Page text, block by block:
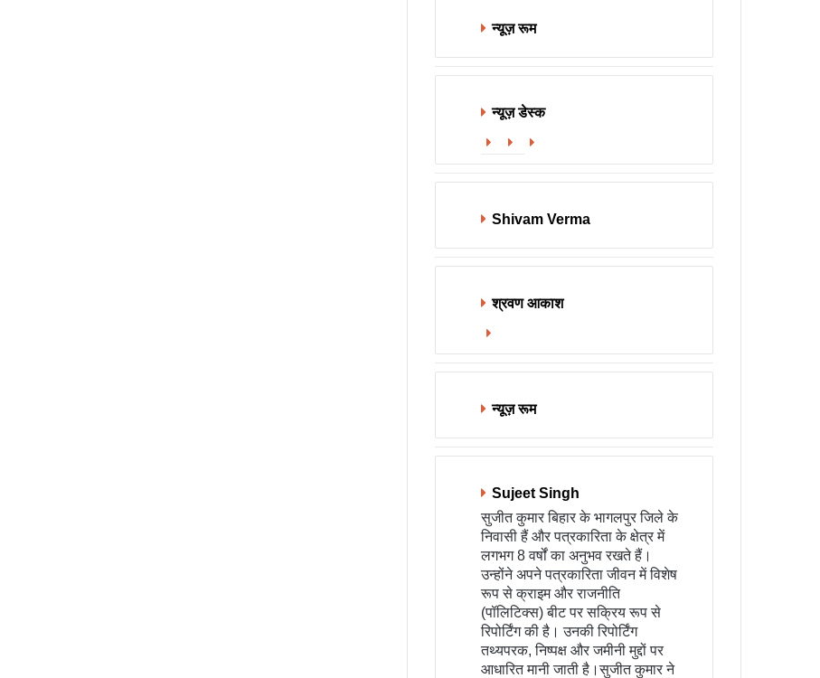
न्यूज़ रूम
न्यूज़ डेस्क
Website
Facebook
X
Shivam Verma
श्रवण आकाश
Website
न्यूज़ रूम
Sujeet Singh
सुजीत कुमार बिहार के भागलपुर जिले के
निवासी हैं और पत्रकारिता के क्षेत्र में
लगभग 8 वर्षों का अनुभव रखते हैं।
उन्होंने अपने पत्रकारिता जीवन में विशेष
रूप से क्राइम और राजनीति
(पॉलिटिक्स) बीट पर सक्रिय रूप से
रिपोर्टिंग की है। उनकी रिपोर्टिंग
तथ्यपरक, निष्पक्ष और जमीनी मुद्दों पर
आधारित मानी जाती है।सुजीत कुमार ने